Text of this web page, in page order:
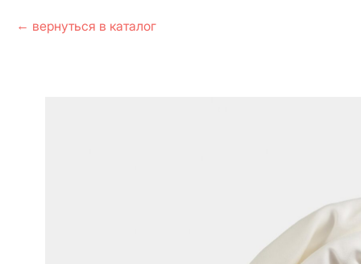
вернуться в каталог